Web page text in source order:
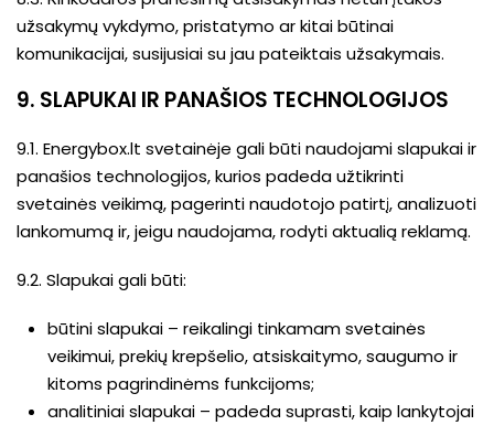
užsakymų vykdymo, pristatymo ar kitai būtinai
komunikacijai, susijusiai su jau pateiktais užsakymais.
9. SLAPUKAI IR PANAŠIOS TECHNOLOGIJOS
9.1. Energybox.lt svetainėje gali būti naudojami slapukai ir
panašios technologijos, kurios padeda užtikrinti
svetainės veikimą, pagerinti naudotojo patirtį, analizuoti
lankomumą ir, jeigu naudojama, rodyti aktualią reklamą.
9.2. Slapukai gali būti:
būtini slapukai – reikalingi tinkamam svetainės
veikimui, prekių krepšelio, atsiskaitymo, saugumo ir
kitoms pagrindinėms funkcijoms;
analitiniai slapukai – padeda suprasti, kaip lankytojai